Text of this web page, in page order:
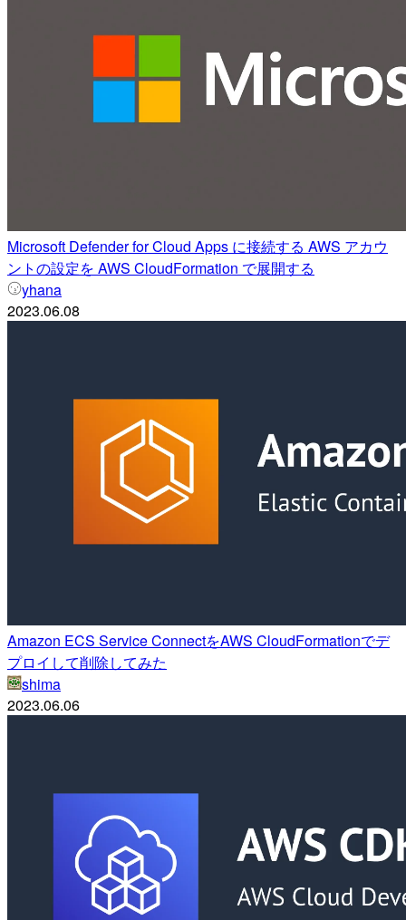
Microsoft Defender for Cloud Apps に接続する AWS アカウ
ントの設定を AWS CloudFormation で展開する
yhana
2023.06.08
Amazon ECS Service ConnectをAWS CloudFormationでデ
プロイして削除してみた
shima
2023.06.06